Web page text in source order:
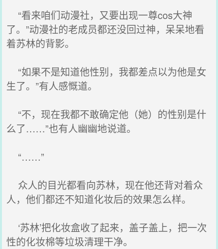
“看来咱们动漫社，又要出现一尊cos大神
了。”动漫社的老成员都还没回过神，呆呆地看
着苏林的背影。
“如果不是知道他性别，我都差点以为他是女
生了。”有人感慨道。
“不，现在我都不敢确定他（她）的性别是什
么了……”也有人幽幽地说道。
“……”
众人的目光都看向苏林，现在他还背对着众
人，他们都还不知道化妆后的效果怎么样。
‘苏林’把化妆盒收了起来，盖子盖上，把一次
性的化妆棉等垃圾清理干净。